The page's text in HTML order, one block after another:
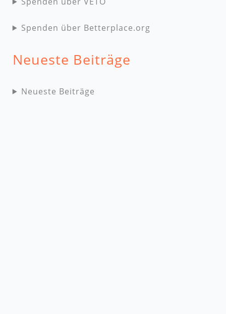
Spenden über Betterplace.org
Neueste Beiträge
Neueste Beiträge